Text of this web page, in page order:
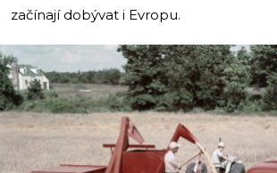
začínají dobývat i Evropu.